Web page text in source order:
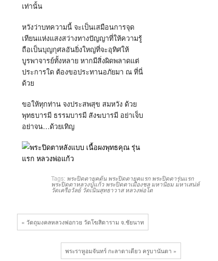
เท่านั้น
หวังว่าบทความนี้ จะเป็นเสมือนการจุด
เทียนแห่งแสงสว่างทางปัญญาที่ให้ความรู้
ถือเป็นบุญกุศลอันยิ่งใหญ่ที่จะอุทิศให้
บูรพาจารย์ทั้งหลาย หากมีสิ่งผิดพลาดแต่
ประการใด ต้องขอประทานอภัยมา ณ ที่นี่
ด้วย
ขอให้ทุกท่าน จงประสพสุข สมหวัง ด้วย
พุทธบารมี ธรรมบารมี สังฆบารมี อย่าเจ็บ
อย่าจน…ด้วยเทิญ
Tags: พระปิดตายุคต้น พระปิดตายุคแรก พระปิดตารุ่นแรก
พระปิดตาหลวงปู่แก้ว พระปิดตาเมืองชล มหานิยม มหาเสน่ห์
วัดเครือวัลย์ วัดเนินสุทธาวาส หลวงพ่อโต
« วัตถุมงคลหลวงพ่อกวย วัดโฆสิตาราม จ.ชัยนาท
พระราหูอมจันทร์ กะลาตาเดียว ครูบานันตา »